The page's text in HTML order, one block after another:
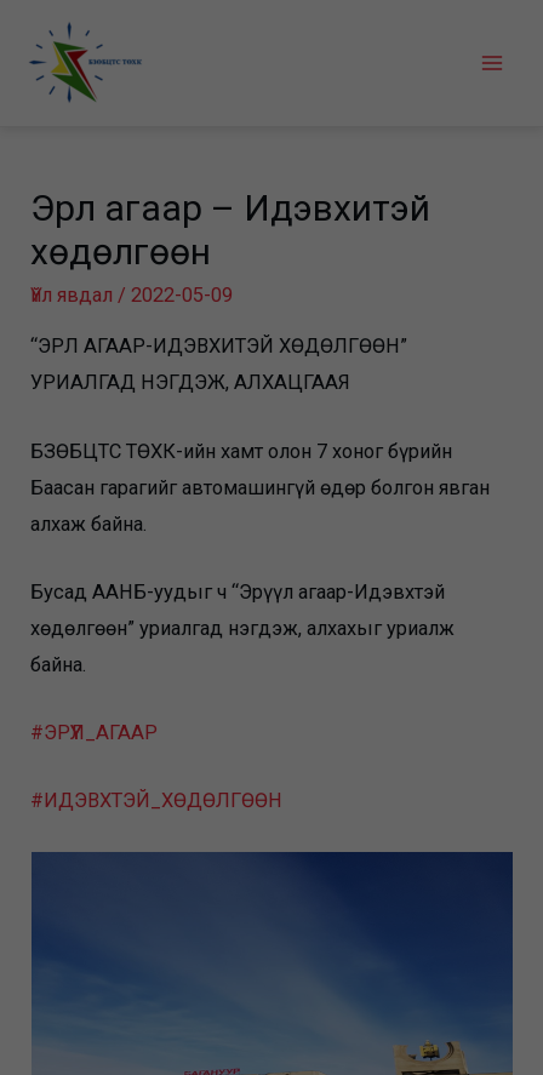
content
Эрүүл агаар – Идэвхитэй
хөдөлгөөн
Үйл явдал /2022-05-09
“ЭРҮҮЛ АГААР-ИДЭВХИТЭЙ ХӨДӨЛГӨӨН”
УРИАЛГАД НЭГДЭЖ, АЛХАЦГААЯ
БЗӨБЦТС ТӨХК-ийн хамт олон 7 хоног бүрийн
Баасан гарагийг автомашингүй өдөр болгон явган
алхаж байна.
Бусад ААНБ-уудыг ч “Эрүүл агаар-Идэвхтэй
хөдөлгөөн” уриалгад нэгдэж, алхахыг уриалж
байна.
#ЭРҮҮЛ_АГААР
#ИДЭВХТЭЙ_ХӨДӨЛГӨӨН